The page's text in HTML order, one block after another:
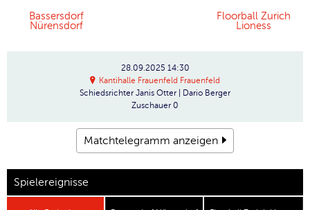
Bassersdorf
Nürensdorf
Floorball Zurich
Lioness
28.09.2025 14:30
Kantihalle Frauenfeld Frauenfeld
Schiedsrichter Janis Otter | Dario Berger
Zuschauer 0
Matchtelegramm anzeigen
Spielereignisse